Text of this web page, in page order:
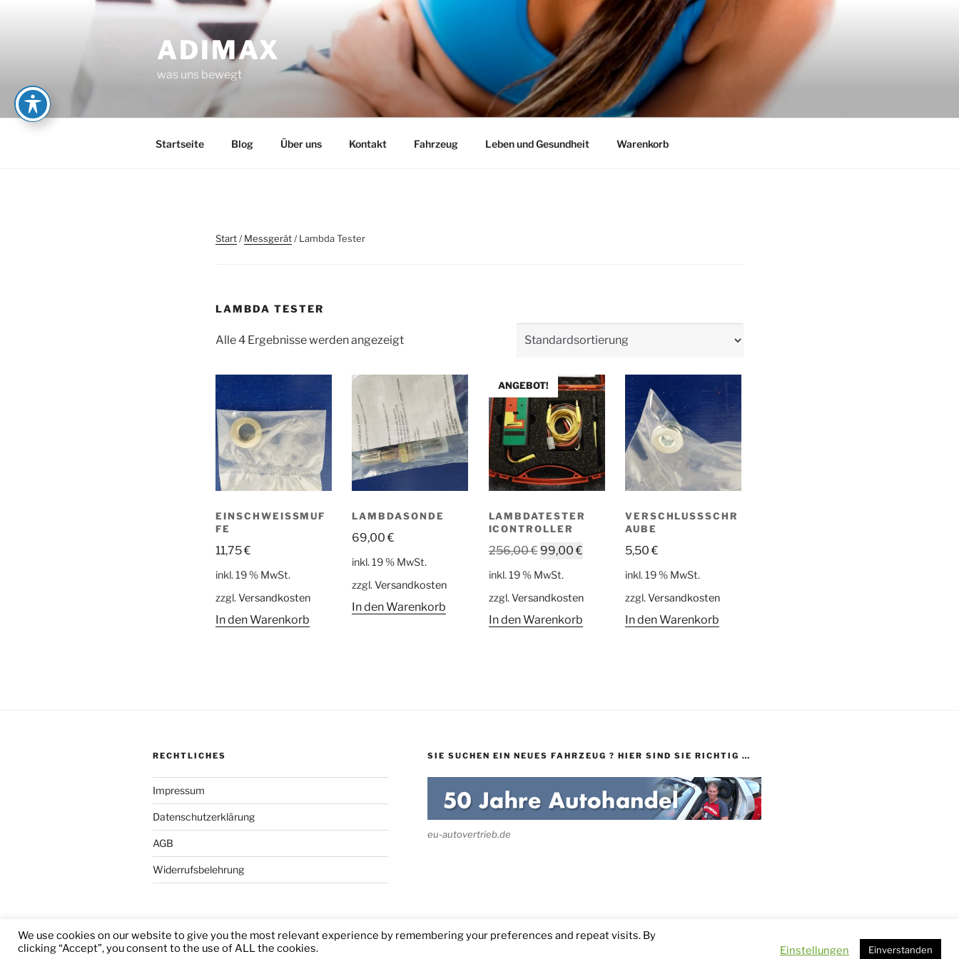
ADIMAX
was uns bewegt
Startseite Blog Über uns Kontakt Fahrzeug Leben und Gesundheit Warenkorb
Start/Messgerät/ Lambda Tester
LAMBDA TESTER
Alle 4 Ergebnisse werden angezeigt
EINSCHWEISSMUFF
E
11,75€
inkl. 19 % MwSt.
zzgl.Versandkosten
In den Warenkorb
LAMBDASONDE
69,00€
inkl. 19 % MwSt.
zzgl.Versandkosten
In den Warenkorb
ANGEBOT!
LAMBDATESTER
ICONTROLLER
256,00€ Ursprünglicher
256,00 €
99,00€Aktueller
99,00 €.
inkl. 19 % MwSt.
zzgl.Versandkosten
In den Warenkorb
VERSCHLUSSSCHRA
UBE
5,50€
inkl. 19 % MwSt.
zzgl.Versandkosten
In den Warenkorb
RECHTLICHES
Impressum
Datenschutzerklärung
AGB
Widerrufsbelehrung
SIE SUCHEN EIN NEUES FAHRZEUG ? HIER SIND SIE RICHTIG …
eu-autovertrieb.de
Stolz präsentiert von WordPress
We use cookies on our website to give you the most relevant experience by remembering your preferences and repeat visits. By
clicking “Accept”, you consent to the use of ALL the cookies.
Einstellungen Einverstanden